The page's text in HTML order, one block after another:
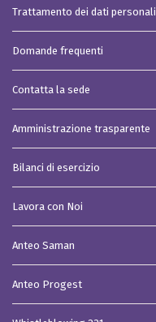
Trattamento dei dati personali
Domande frequenti
Contatta la sede
Amministrazione trasparente
Bilanci di esercizio
Lavora con Noi
Anteo Saman
Anteo Progest